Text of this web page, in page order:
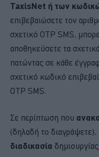
TaxisNet ή των
επιβεβαιώσετε τον
σχετικό OTP SMS,
αποθηκεύσετε τα
πατώντας σε κάθε
σχετικό κωδικό
OTP SMS.
Σε περίπτωση που
(δηλαδή το διαγράψετε),
διαδικασία